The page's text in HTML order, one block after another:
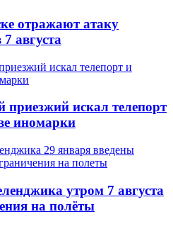
отражают атаку
августа
искал телепорт
иномарки
утром 7 августа
на полёты